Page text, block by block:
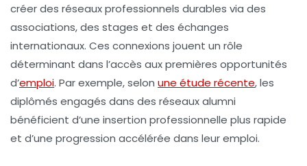
créer des réseaux professionnels durables via des
associations, des stages et des échanges
internationaux. Ces connexions jouent un rôle
déterminant dans l’accès aux premières opportunités
d’emploi. Par exemple, selon une étude récente, les
diplômés engagés dans des réseaux alumni
bénéficient d’une insertion professionnelle plus rapide
et d’une progression accélérée dans leur emploi.